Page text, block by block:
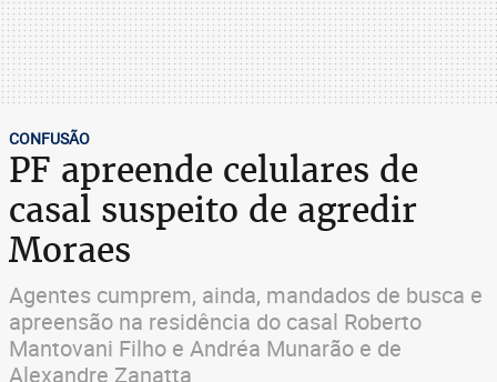
CONFUSÃO
PF apreende celulares de
casal suspeito de agredir
Moraes
Agentes cumprem, ainda, mandados de busca e
apreensão na residência do casal Roberto
Mantovani Filho e Andréa Munarão e de
Alexandre Zanatta